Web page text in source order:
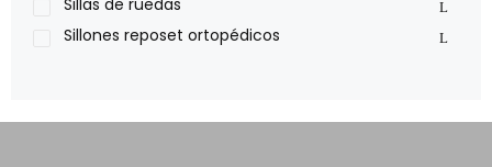
Sillas de ruedas
Sillones reposet ortopédicos